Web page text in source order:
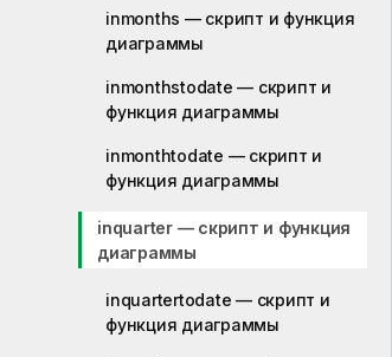
inmonths — скрипт и функция
диаграммы
inmonthstodate — скрипт и
функция диаграммы
inmonthtodate — скрипт и
функция диаграммы
inquarter — скрипт и функция
диаграммы
inquartertodate — скрипт и
функция диаграммы